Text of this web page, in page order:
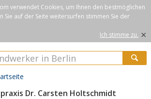
verwendet Cookies, um Ihnen den bestmöglichen
Sie auf der Seite weitersurfen stimmen Sie der
Ich stimme zu. ×
Dr. Carsten Holtschmidt